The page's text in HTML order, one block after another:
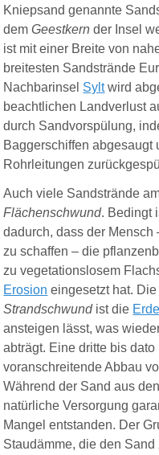
Kniepsand genannte
demGeestkern der Insel
ist mit einer Breite von
breitesten Sandstrände
Nachbarinsel Syltwird
beachtlichen Landverlust
durch Sandvorspülung,
Baggerschiffen abgesaugt
Rohrleitungen
Auch viele Sandstrände
Flächenschwund. Bedingt
dadurch, dass der Mensch
zu schaffen – die
zu vegetationslosem
Erosion eingesetzt hat.
Strandschwundist die
ansteigen lässt, was
abträgt. Eine dritte bis
voranschreitende Abbau
Während der Sand aus
natürliche Versorgung
Mangel entstanden. Der
Staudämme, die den